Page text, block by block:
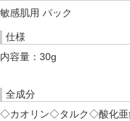
敏感肌用 パック
仕様
内容量：30g
全成分
◇カオリン◇タルク◇酸化